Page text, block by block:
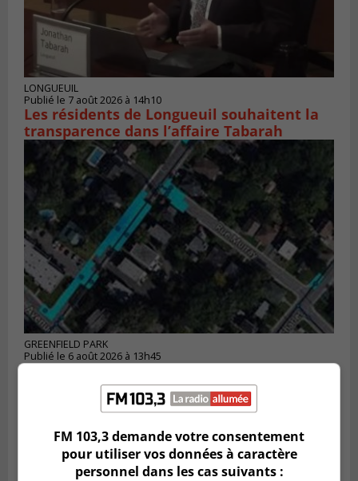
LONGUEUIL
Publié le 7 août 2026 à 14h10
Les résidents de Longueuil souhaitent la
transparence dans l’affaire Tabarah
GREENFIELD PARK
Publié le 6 août 2026 à 13h45
Greenfield Park veut s’armer contre les
pluies
FM 103,3 demande votre consentement
pour utiliser vos données à caractère
personnel dans les cas suivants :